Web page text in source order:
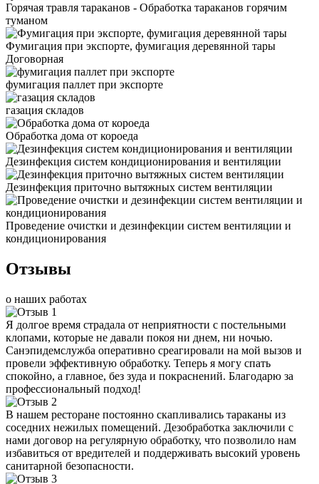
Горячая травля тараканов - Обработка тараканов горячим
туманом
Фумигация при экспорте, фумигация деревянной тары
Договорная
фумигация паллет при экспорте
газация складов
Обработка дома от короеда
Дезинфекция систем кондиционирования и вентиляции
Дезинфекция приточно вытяжных систем вентиляции
Проведение очистки и дезинфекции систем вентиляции и
кондиционирования
Отзывы
о наших работах
Я долгое время страдала от неприятности с постельными
клопами, которые не давали покоя ни днем, ни ночью.
Санэпидемслужба оперативно среагировали на мой вызов и
провели эффективную обработку. Теперь я могу спать
спокойно, а главное, без зуда и покраснений. Благодарю за
профессиональный подход!
В нашем ресторане постоянно скапливались тараканы из
соседних нежилых помещений. Дезобработка заключили с
нами договор на регулярную обработку, что позволило нам
избавиться от вредителей и поддерживать высокий уровень
санитарной безопасности.